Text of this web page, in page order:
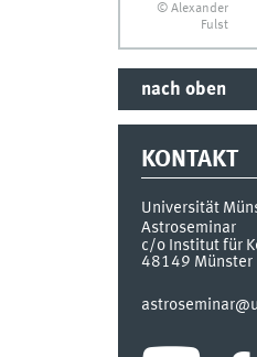
© Alexander
Fulst
nach oben
KONTAKT
Universität
Astroseminar
c/o Institut für
48149 Münster